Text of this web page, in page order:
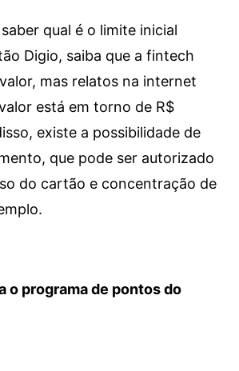
qual é o limite inicial
Digio, saiba que a fintech
mas relatos na internet
está em torno de R$
existe a possibilidade de
que pode ser autorizado
do cartão e concentração de
o programa de pontos do